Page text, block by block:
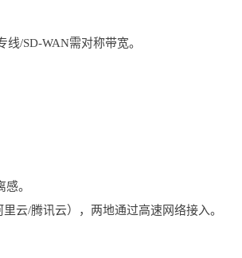
/SD-WAN需对称带宽。
。
云/腾讯云），两地通过高速网络接入。